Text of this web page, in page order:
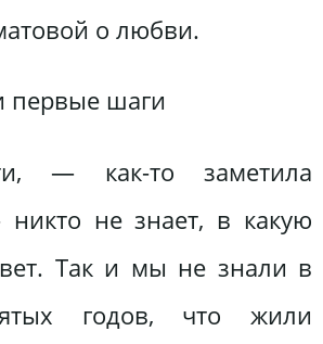
о любви.
первые шаги
— как-то заметила
не знает, в какую
Так и мы не знали в
годов, что жили